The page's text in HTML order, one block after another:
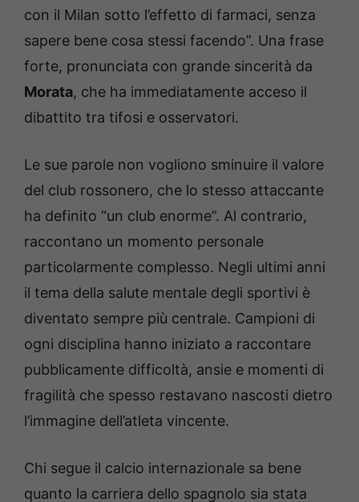
con il Milan sotto l’effetto di farmaci, senza
sapere bene cosa stessi facendo”. Una frase
forte, pronunciata con grande sincerità da
Morata, che ha immediatamente acceso il
dibattito tra tifosi e osservatori.
Le sue parole non vogliono sminuire il valore
del club rossonero, che lo stesso attaccante
ha definito “un club enorme”. Al contrario,
raccontano un momento personale
particolarmente complesso. Negli ultimi anni
il tema della salute mentale degli sportivi è
diventato sempre più centrale. Campioni di
ogni disciplina hanno iniziato a raccontare
pubblicamente difficoltà, ansie e momenti di
fragilità che spesso restavano nascosti dietro
l’immagine dell’atleta vincente.
Chi segue il calcio internazionale sa bene
quanto la carriera dello spagnolo sia stata